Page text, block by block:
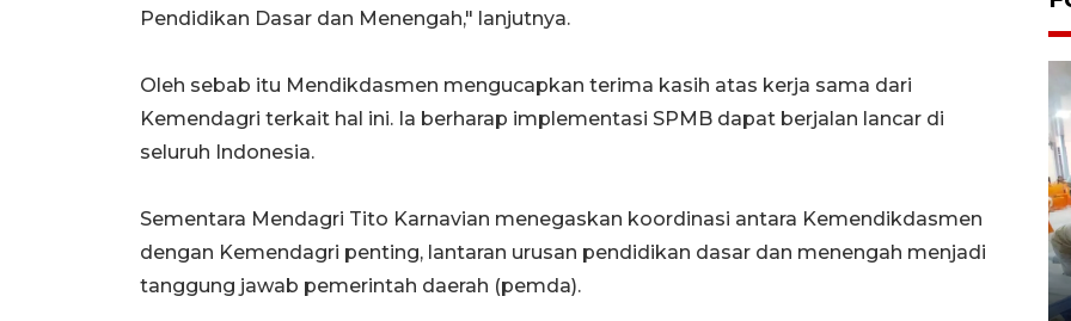
Pendidikan Dasar dan Menengah," lanjutnya.
Oleh sebab itu Mendikdasmen mengucapkan terima kasih atas kerja sama dari
Kemendagri terkait hal ini. Ia berharap implementasi SPMB dapat berjalan lancar di
seluruh Indonesia.
Sementara Mendagri Tito Karnavian menegaskan koordinasi antara Kemendikdasmen
dengan Kemendagri penting, lantaran urusan pendidikan dasar dan menengah menjadi
tanggung jawab pemerintah daerah (pemda).
Mewujudkan damai di Kwamki